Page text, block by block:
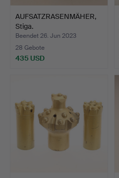
AUFSATZRASENMÄHER,
Stiga.
Beendet 26. Jun 2023
28 Gebote
435 USD